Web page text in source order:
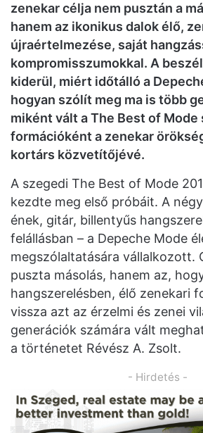
zenekar célja nem pusztán a
hanem az ikonikus dalok élő,
újraértelmezése, saját
kompromisszumokkal. A
kiderül, miért időtálló a
hogyan szólít meg ma is több
miként vált a The Best of Mode
formációként a zenekar
kortárs közvetítőjévé.
A szegedi The Best of Mode
kezdte meg első próbáit. A
ének, gitár, billentyűs
felállásban – a Depeche Mode
megszólaltatására vállalkozott.
puszta másolás, hanem az,
hangszerelésben, élő zenekari
vissza azt az érzelmi és zenei
generációk számára vált
a történetet Révész A. Zsolt.
- Hirdetés -